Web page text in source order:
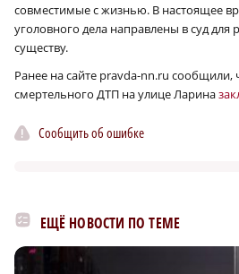
совместимые с жизнью. В настоящее
уголовного дела направлены в суд для
существу.
Ранее на сайте pravda-nn.ru сообщили,
смертельного ДТП на улице Ларина
Сообщить об ошибке
ЕЩЁ НОВОСТИ ПО ТЕМЕ